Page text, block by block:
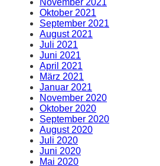
Oktober 2021
September 2021
August 2021
Juli 2021
Juni 2021
April 2021
März 2021
Januar 2021
November 2020
Oktober 2020
September 2020
August 2020
Juli 2020
Juni 2020
Mai 2020